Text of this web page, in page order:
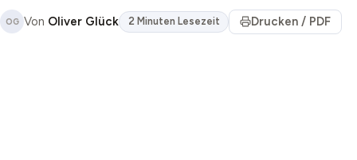
OG Von Oliver Glück 2 Minuten Lesezeit Drucken / PDF